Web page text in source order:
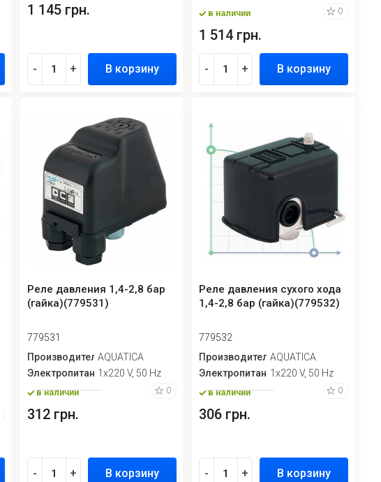
1 145 грн.
- + В корзину
в наличии 0
1 514 грн.
- + В корзину
Реле давления 1,4-2,8 бар
(гайка)(779531)
779531
ПроизводительAQUATICA
Электропитание1х220 V, 50 Hz
в наличии 0
312 грн.
- + В корзину
Реле давления сухого хода
1,4-2,8 бар (гайка)(779532)
779532
ПроизводительAQUATICA
Электропитание1х220 V, 50 Hz
в наличии 0
306 грн.
- + В корзину